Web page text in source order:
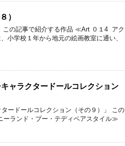
）
この記事で紹介する作品 ≪Art ０１4 アク
学校１年から地元の絵画教室に通い、
ャラクタードールコレクション
ードールコレクション（その９）」 この
ランド・プー・テディベアスタイル≫